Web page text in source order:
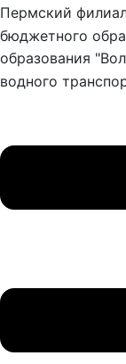
Пермский
бюджетного
образования
водного